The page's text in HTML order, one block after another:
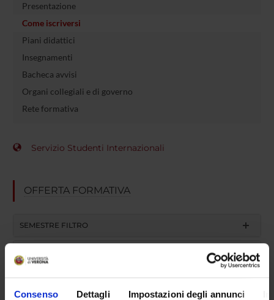
Consenso Dettagli Impostazioni degli annunci
Presentazione
Come iscriversi
Piani didattici
Insegnamenti
Bacheca avvisi
Organi collegiali e di governo
Rete formativa
Servizio Studenti Internazionali
OFFERTA FORMATIVA
SEMESTRE FILTRO
CORSI DI LAUREA MAGISTRALE